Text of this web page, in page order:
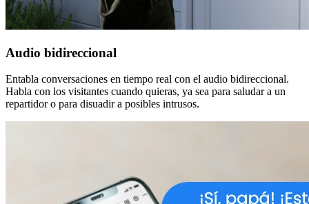
Audio bidireccional
Entabla conversaciones en tiempo real con el audio bidireccional.
Habla con los visitantes cuando quieras, ya sea para saludar a un
repartidor o para disuadir a posibles intrusos.